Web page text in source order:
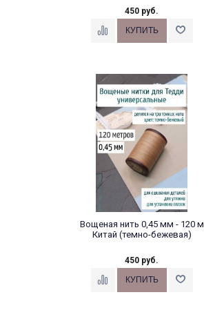
450 руб.
Вощеная нить 0,45 мм - 120 м
Китай (темно-бежевая)
450 руб.